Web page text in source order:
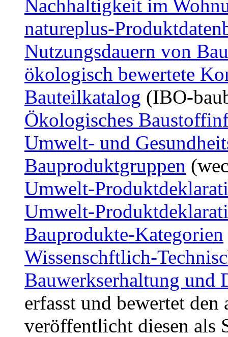
Nachhaltigkeit im
natureplus-
Nutzungsdauern von
ökologisch bewertete
Bauteilkatalog (IBO-
Ökologisches
Umwelt- und
Bauproduktgruppen
Umwelt-
Umwelt-
Bauprodukte-Kategorien
Wissenschftlich-
Bauwerkserhaltung und
erfasst und bewertet
veröffentlicht diesen als